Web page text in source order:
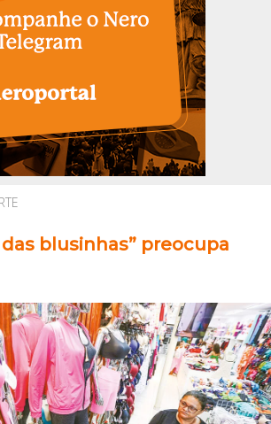
blusinhas” preocupa